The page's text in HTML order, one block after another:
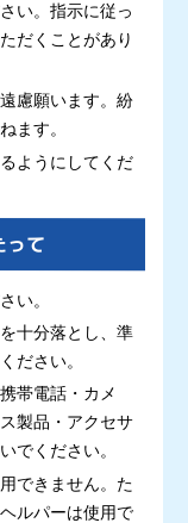
い。指示に従っ
だくことがあり
慮願います。紛
ます。
ようにしてくだ
って
い。
十分落とし、準
ださい。
帯電話・カメ
製品・アクセサ
でください。
できません。た
ルパーは使用で